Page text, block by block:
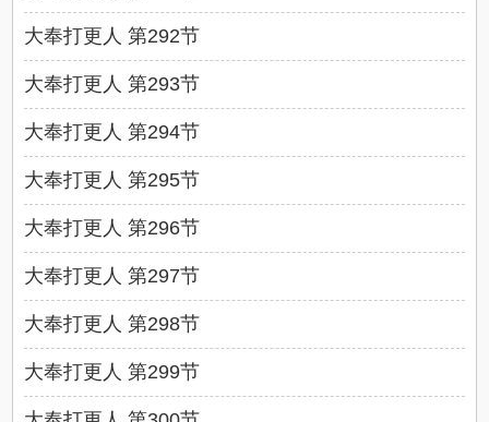
大奉打更人 第292节
大奉打更人 第293节
大奉打更人 第294节
大奉打更人 第295节
大奉打更人 第296节
大奉打更人 第297节
大奉打更人 第298节
大奉打更人 第299节